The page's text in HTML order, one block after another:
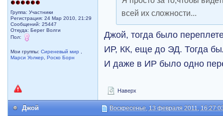
Группа: Участники
Регистрация: 24 Мар 2010, 21:29
Сообщений: 25447
Откуда: Берег Волги
Пол:
Мои группы:Сиреневый мир
Марси Уолкер
,Роско Борн
всей их сложности...
Джой, тогда было
ИР, КК, еще до ЭД. Тогда
И даже в ИР было одно
Наверх
Джой Воскресенье, 13 февраля 2011,